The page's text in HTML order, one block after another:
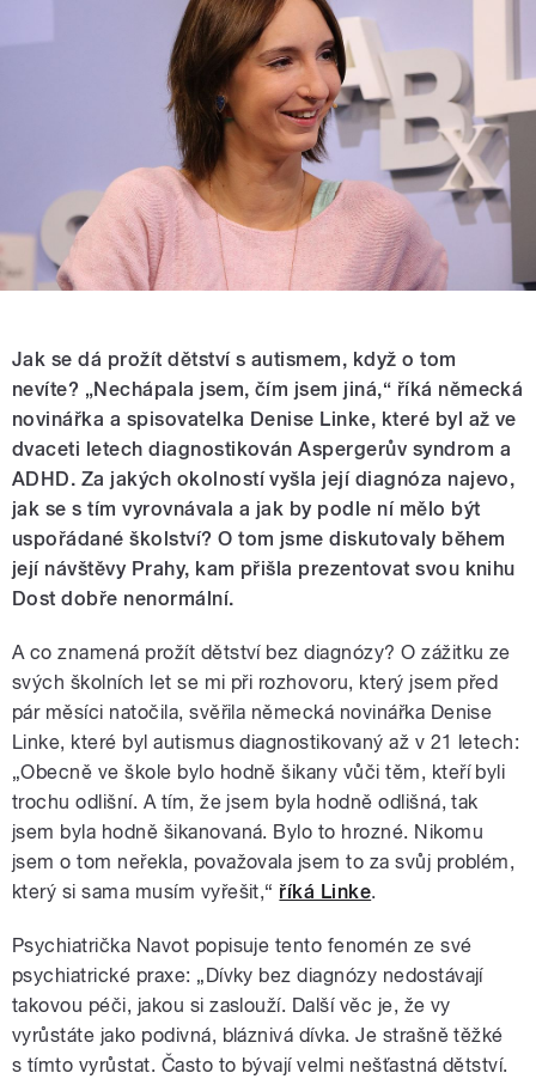
Jak se dá prožít dětství s autismem, když o tom
nevíte? „Nechápala jsem, čím jsem jiná,“ říká německá
novinářka a spisovatelka Denise Linke, které byl až ve
dvaceti letech diagnostikován Aspergerův syndrom a
ADHD. Za jakých okolností vyšla její diagnóza najevo,
jak se s tím vyrovnávala a jak by podle ní mělo být
uspořádané školství? O tom jsme diskutovaly během
její návštěvy Prahy, kam přišla prezentovat svou knihu
Dost dobře nenormální.
A co znamená prožít dětství bez diagnózy? O zážitku ze
svých školních let se mi při rozhovoru, který jsem před
pár měsíci natočila, svěřila německá novinářka Denise
Linke, které byl autismus diagnostikovaný až v 21 letech:
„Obecně ve škole bylo hodně šikany vůči těm, kteří byli
trochu odlišní. A tím, že jsem byla hodně odlišná, tak
jsem byla hodně šikanovaná. Bylo to hrozné. Nikomu
jsem o tom neřekla, považovala jsem to za svůj problém,
který si sama musím vyřešit,“ říká Linke.
Psychiatrička Navot popisuje tento fenomén ze své
psychiatrické praxe: „Dívky bez diagnózy nedostávají
takovou péči, jakou si zaslouží. Další věc je, že vy
vyrůstáte jako podivná, bláznivá dívka. Je strašně těžké
s tímto vyrůstat. Často to bývají velmi nešťastná dětství.